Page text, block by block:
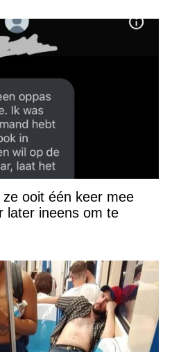
ooit één keer mee
later ineens om te